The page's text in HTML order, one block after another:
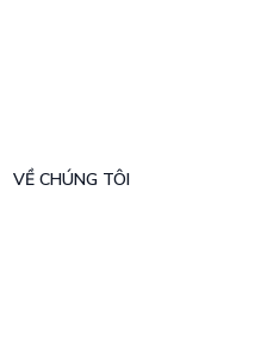
VỀ CHÚNG TÔI